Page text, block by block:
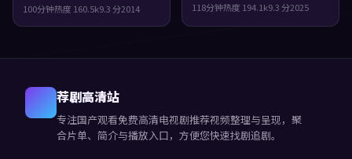
城、全度妍等主演。影片在类型
框架里仍保留了作者表达，城市
100分钟热度 160.5k9.3 分2014
上偏动作，节奏前半段克制蓄
力，后半段集中爆发，整体完成
物刻画的观众。
118分钟热度 194.1k9.3 分2025
荐剧高清站
专注国产观看免费高清电视剧推荐视频整理与呈现，聚
合片单、简介与播放入口，方便您快速找剧追剧。